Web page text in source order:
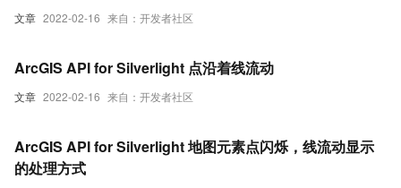
文章 2022-02-16 来自：开发者社区
文章 2022-02-16 来自：开发者社区
ArcGIS API for Silverlight 点沿着线流动
ArcGIS API for Silverlight 地图元素点闪烁，线流动显示
的处理方式